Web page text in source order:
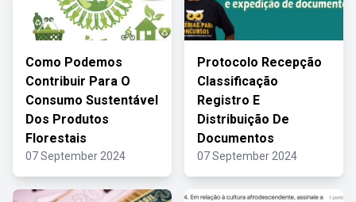
Como Podemos
Contribuir Para O
Consumo Sustentável
Dos Produtos
Florestais
07 September 2024
Protocolo Recepção
Classificação
Registro E
Distribuição De
Documentos
07 September 2024